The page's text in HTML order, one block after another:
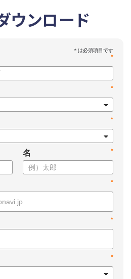
ウンロード
*
*
*
*
名
*
*
*